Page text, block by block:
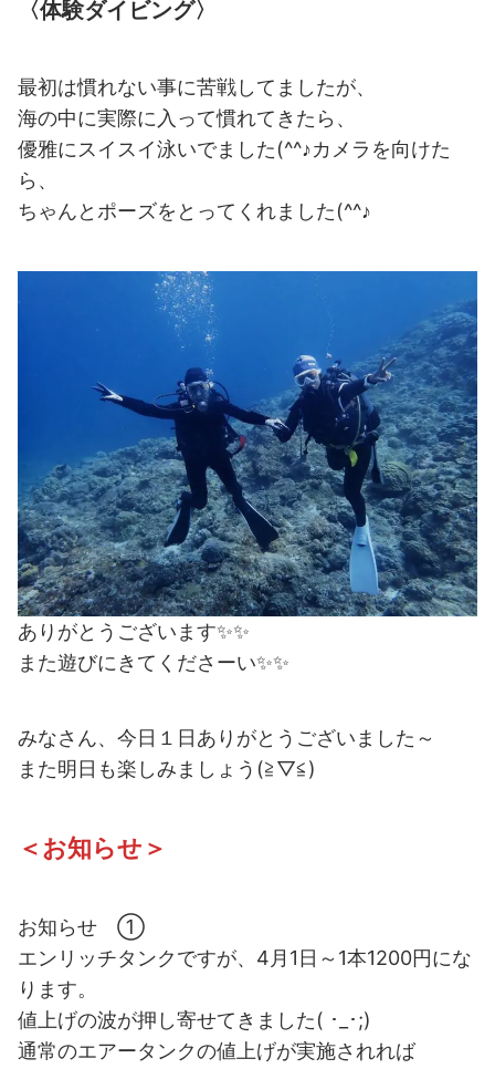
〈体験ダイビング〉
最初は慣れない事に苦戦してましたが、
海の中に実際に入って慣れてきたら、
優雅にスイスイ泳いでました(^^♪カメラを向けた
ら、
ちゃんとポーズをとってくれました(^^♪
ありがとうございます✨✨
また遊びにきてくださーい✨✨
みなさん、今日１日ありがとうございました～
また明日も楽しみましょう(≧▽≦)
＜お知らせ＞
お知らせ ①
エンリッチタンクですが、4月1日～1本1200円にな
ります。
値上げの波が押し寄せてきました( ･_･;)
通常のエアータンクの値上げが実施されれば